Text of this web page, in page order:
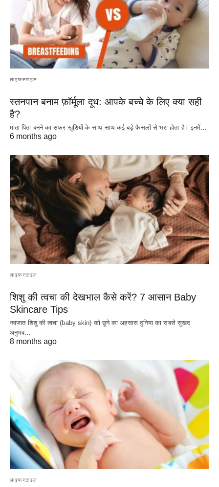
लाइफस्टाइल
स्तनपान बनाम फ़ॉर्मूला दूध: आपके बच्चे के लिए क्या सही
है?
माता-पिता बनने का सफर खुशियों के साथ-साथ कई बड़े फैसलों से भरा होता है। इनमें…
6 months ago
लाइफस्टाइल
शिशु की त्वचा की देखभाल कैसे करें? 7 आसान Baby
Skincare Tips
नवजात शिशु की त्वचा (baby skin) को छूने का अहसास दुनिया का सबसे सुखद
अनुभव…
8 months ago
लाइफस्टाइल